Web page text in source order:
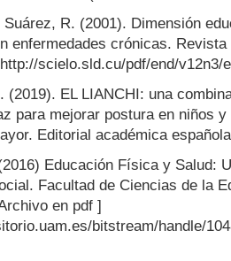
R. (2001). Dimensión
enfermedades crónicas.
scielo.sld.cu/pdf/end/v12n3/
(2019). EL LIANCHI: una
para mejorar postura en niños
Editorial académica
Educación Física y Salud:
Facultad de Ciencias de la
en pdf ]
bitstream/handle/